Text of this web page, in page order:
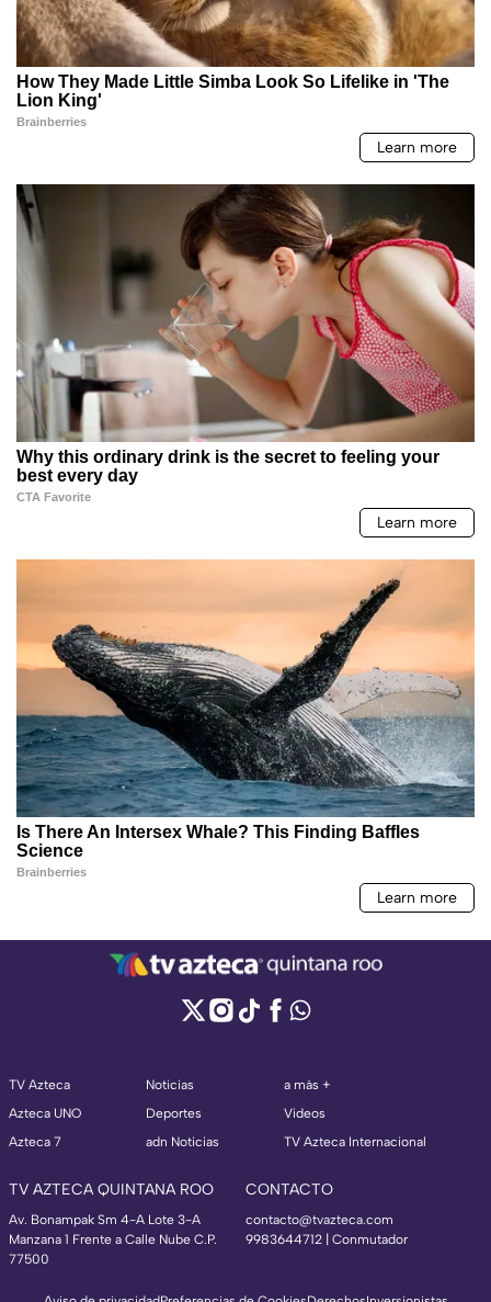
TV Azteca
Azteca UNO
Azteca 7
Noticias
Deportes
adn Noticias
a más +
Videos
TV Azteca Internacional
TV AZTECA QUINTANA ROO
Av. Bonampak Sm 4-A Lote 3-A
Manzana 1 Frente a Calle Nube C.P.
77500
CONTACTO
contacto@tvazteca.com
9983644712 | Conmutador